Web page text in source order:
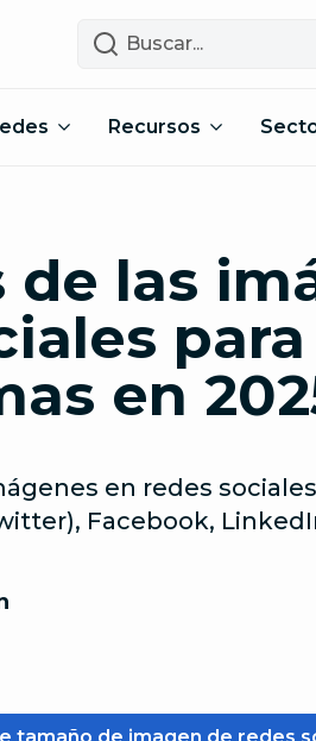
Buscar
Recursos
de las
en
en redes
Facebook,